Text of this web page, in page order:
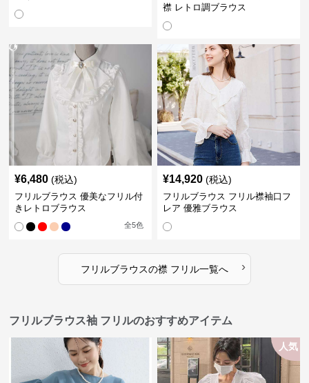
襟 レトロ調ブラウス
¥6,480 (税込)
フリルブラウス 優美なフリル付
きレトロブラウス
全5色
¥14,920 (税込)
フリルブラウス フリル襟袖口フ
レア 優雅ブラウス
フリルブラウスの襟 フリル一覧へ ›
フリルブラウス袖 フリルのおすすめアイテム
人気